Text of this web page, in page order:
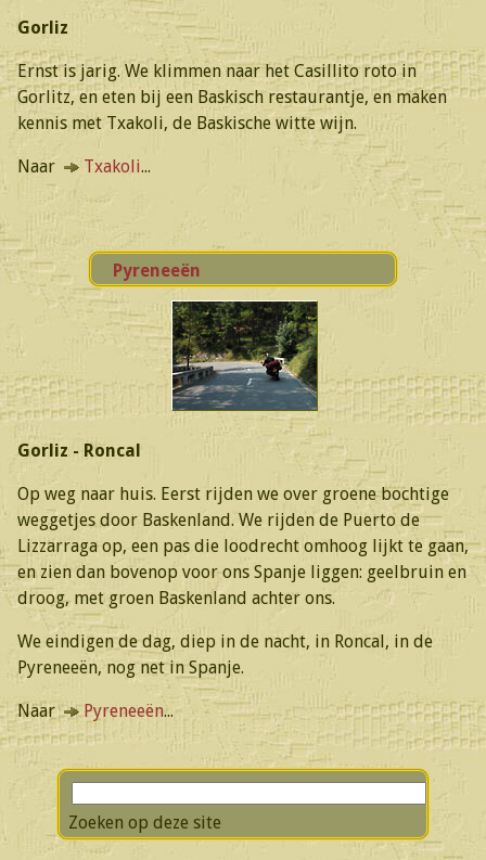
Gorliz
Ernst is jarig. We klimmen naar het Casillito roto in
Gorlitz, en eten bij een Baskisch restaurantje, en maken
kennis met Txakoli, de Baskische witte wijn.
Naar Txakoli...
Pyreneeën
Gorliz - Roncal
Op weg naar huis. Eerst rijden we over groene bochtige
weggetjes door Baskenland. We rijden de Puerto de
Lizzarraga op, een pas die loodrecht omhoog lijkt te gaan,
en zien dan bovenop voor ons Spanje liggen: geelbruin en
droog, met groen Baskenland achter ons.
We eindigen de dag, diep in de nacht, in Roncal, in de
Pyreneeën, nog net in Spanje.
Naar Pyreneeën...
Zoeken op deze site